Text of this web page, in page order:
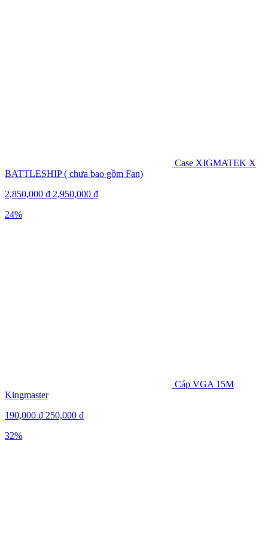
Case XIGMATEK X
BATTLESHIP ( chưa bao gồm Fan)
2,850,000 ₫ 2,950,000 ₫
24%
Cáp VGA 15M
Kingmaster
190,000 ₫ 250,000 ₫
32%